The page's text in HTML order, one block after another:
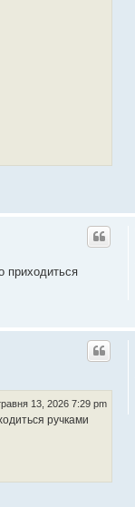
приходиться
13, 2026 7:29 pm
ручками